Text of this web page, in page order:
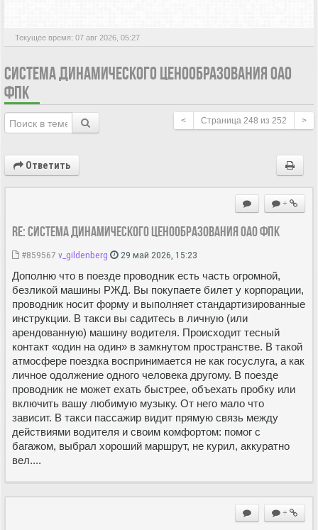
Текущее время: 07 авг 2026, 05:27
СИСТЕМА ДИНАМИЧЕСКОГО ЦЕНООБРАЗОВАНИЯ ОАО
ФПК
< Страница 248 из 252 >
Ответить
+
Re: Система динамического ценообразования ОАО ФПК
#859567 v_gildenberg 29 май 2026, 15:23
Дополню что в поезде проводник есть часть огромной,
безликой машины РЖД. Вы покупаете билет у корпорации,
проводник носит форму и выполняет стандартизированные
инструкции. В такси вы садитесь в личную (или
арендованную) машину водителя. Происходит тесный
контакт «один на один» в замкнутом пространстве. В такой
атмосфере поездка воспринимается не как госуслуга, а как
личное одолжение одного человека другому. В поезде
проводник не может ехать быстрее, объехать пробку или
включить вашу любимую музыку. От него мало что
зависит. В такси пассажир видит прямую связь между
действиями водителя и своим комфортом: помог с
багажом, выбрал хороший маршрут, не курил, аккуратно
вел....
+